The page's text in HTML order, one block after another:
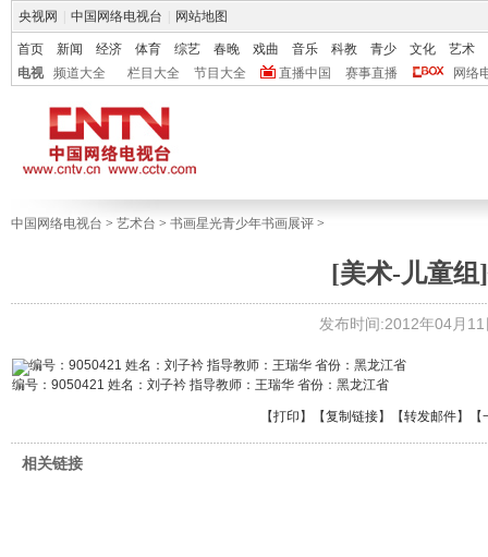
央视网 中国网络电视台 网站地图
首页 新闻 经济 体育 综艺 春晚 戏曲 音乐 科教 青少 文化
艺术
电视
频道大全 栏目大全 节目大全 直播中国 赛事直播 网络
中国网络电视台 > 艺术台 > 书画星光青少年书画展评 >
[美术-儿童组
发布时间:2012年04月
编号：9050421 姓名：刘子衿 指导教师：王瑞华 省份：黑龙江省
【打印 】【复制链接】【转发邮件】
相关链接